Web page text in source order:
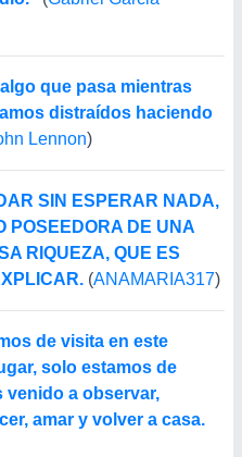
que pasa mientras
distraídos haciendo
Lennon)
SIN ESPERAR NADA,
POSEEDORA DE UNA
RIQUEZA, QUE ES
(ANAMARIA317)
de visita en este
solo estamos de
venido a observar,
amar y volver a casa.